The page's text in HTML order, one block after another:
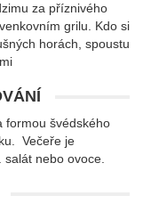
za příznivého
grilu. Kdo si
horách, spoustu
formou švédského
Večeře je
nebo ovoce.